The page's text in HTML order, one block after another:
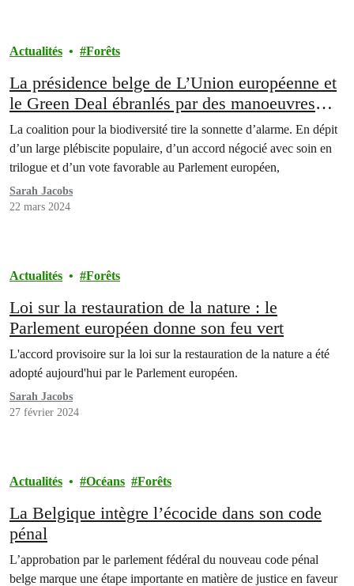
Actualités Forêts
La présidence belge de L’Union européenne et
le Green Deal ébranlés par des manoeuvres
partisanes
La coalition pour la biodiversité tire la sonnette d’alarme. En dépit
d’un large plébiscite populaire, d’un accord négocié avec soin en
trilogue et d’un vote favorable au Parlement européen,
Sarah Jacobs
22 mars 2024
Actualités Forêts
Loi sur la restauration de la nature : le
Parlement européen donne son feu vert
L'accord provisoire sur la loi sur la restauration de la nature a été
adopté aujourd'hui par le Parlement européen.
Sarah Jacobs
27 février 2024
Actualités Océans Forêts
La Belgique intègre l’écocide dans son code
pénal
L’approbation par le parlement fédéral du nouveau code pénal
belge marque une étape importante en matière de justice en faveur